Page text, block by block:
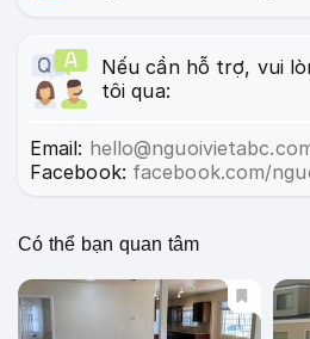
Nếu cần hỗ trợ, vui
tôi qua:
Email:
Facebook: facebook.com/
Có thể bạn quan tâm